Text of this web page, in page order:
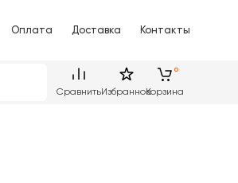
Оплата Доставка Контакты
СравнитьИзбранноеКорзина